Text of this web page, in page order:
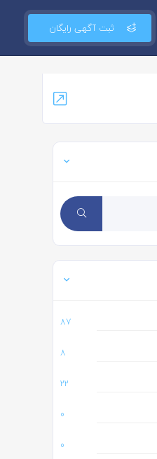
87
8
22
0
0